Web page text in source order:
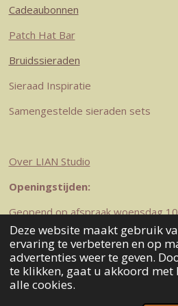
Deze website maakt gebruik
ervaring te verbeteren en op
advertenties weer te geven.
te klikken, gaat u akkoord met
alle cookies.
Cadeaubonnen
Patch Hat Bar
Bruidssieraden
Sieraad Inspiratie
Samengestelde sieraden sets
Over LIAN Studio
Openingstijden:
Geopend op afspraak woensdag
zaterdag 10-12.30 uur
© 2023-2026 LIAN Studio
Powered byJouwWeb